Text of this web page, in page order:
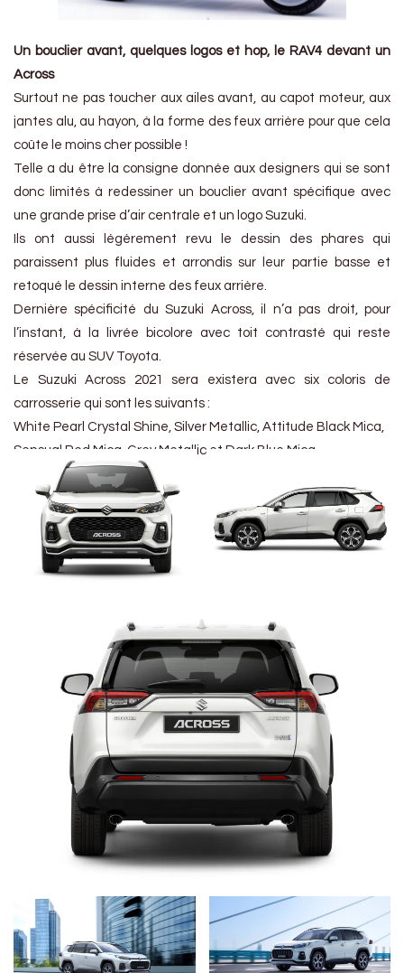
Un bouclier avant, quelques logos et hop, le RAV4 devant un
Across
Surtout ne pas toucher aux ailes avant, au capot moteur, aux
jantes alu, au hayon, à la forme des feux arrière pour que cela
coûte le moins cher possible !
Telle a du être la consigne donnée aux designers qui se sont
donc limités à redessiner un bouclier avant spécifique avec
une grande prise d’air centrale et un logo Suzuki.
Ils ont aussi légèrement revu le dessin des phares qui
paraissent plus fluides et arrondis sur leur partie basse et
retoqué le dessin interne des feux arrière.
Dernière spécificité du Suzuki Across, il n’a pas droit, pour
l’instant, à la livrée bicolore avec toit contrasté qui reste
réservée au SUV Toyota.
Le Suzuki Across 2021 sera existera avec six coloris de
carrosserie qui sont les suivants :
White Pearl Crystal Shine, Silver Metallic, Attitude Black Mica,
Sensual Red Mica, Grey Metallic et Dark Blue Mica